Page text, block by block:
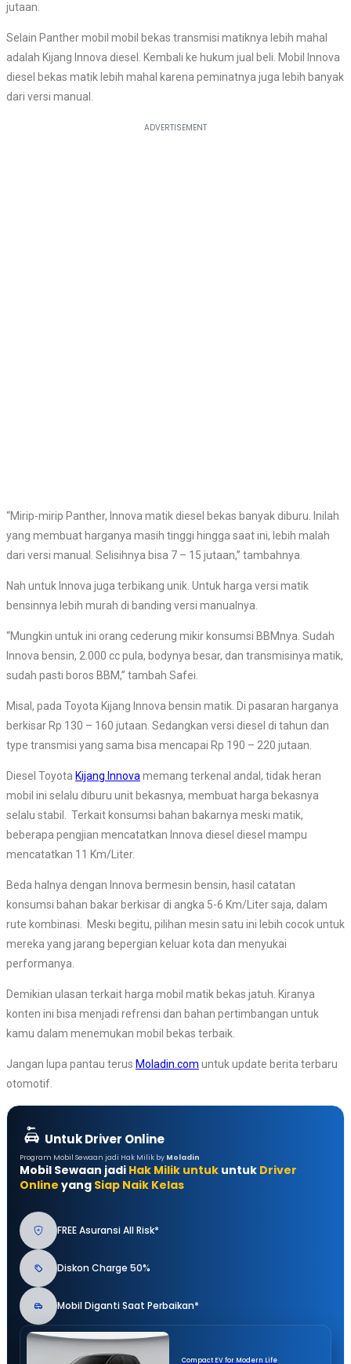
jutaan.
Selain Panther mobil mobil bekas transmisi matiknya lebih mahal
adalah Kijang Innova diesel. Kembali ke hukum jual beli. Mobil Innova
diesel bekas matik lebih mahal karena peminatnya juga lebih banyak
dari versi manual.
“Mirip-mirip Panther, Innova matik diesel bekas banyak diburu. Inilah
yang membuat harganya masih tinggi hingga saat ini, lebih malah
dari versi manual. Selisihnya bisa 7 – 15 jutaan,” tambahnya.
Nah untuk Innova juga terbikang unik. Untuk harga versi matik
bensinnya lebih murah di banding versi manualnya.
“Mungkin untuk ini orang cederung mikir konsumsi BBMnya. Sudah
Innova bensin, 2.000 cc pula, bodynya besar, dan transmisinya matik,
sudah pasti boros BBM,” tambah Safei.
Misal, pada Toyota Kijang Innova bensin matik. Di pasaran harganya
berkisar Rp 130 – 160 jutaan. Sedangkan versi diesel di tahun dan
type transmisi yang sama bisa mencapai Rp 190 – 220 jutaan.
Diesel Toyota Kijang Innova memang terkenal andal, tidak heran
mobil ini selalu diburu unit bekasnya, membuat harga bekasnya
selalu stabil. Terkait konsumsi bahan bakarnya meski matik,
beberapa pengjian mencatatkan Innova diesel diesel mampu
mencatatkan 11 Km/Liter.
Beda halnya dengan Innova bermesin bensin, hasil catatan
konsumsi bahan bakar berkisar di angka 5-6 Km/Liter saja, dalam
rute kombinasi. Meski begitu, pilihan mesin satu ini lebih cocok untuk
mereka yang jarang bepergian keluar kota dan menyukai
performanya.
Demikian ulasan terkait harga mobil matik bekas jatuh. Kiranya
konten ini bisa menjadi refrensi dan bahan pertimbangan untuk
kamu dalam menemukan mobil bekas terbaik.
Jangan lupa pantau terus Moladin.com untuk update berita terbaru
otomotif.
Untuk Driver Online
Program Mobil Sewaan jadi Hak Milik by Moladin
Mobil Sewaan jadi Hak Milik untuk untuk Driver
Online yang Siap Naik Kelas
FREE Asuransi All Risk*
Diskon Charge 50%
Mobil Diganti Saat Perbaikan*
Compact EV for Modern Life